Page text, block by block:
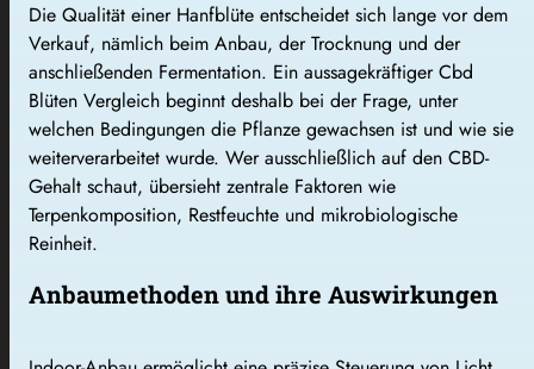
Die Qualität einer Hanfblüte entscheidet sich lange vor dem
Verkauf, nämlich beim Anbau, der Trocknung und der
anschließenden Fermentation. Ein aussagekräftiger Cbd
Blüten Vergleich beginnt deshalb bei der Frage, unter
welchen Bedingungen die Pflanze gewachsen ist und wie sie
weiterverarbeitet wurde. Wer ausschließlich auf den CBD-
Gehalt schaut, übersieht zentrale Faktoren wie
Terpenkomposition, Restfeuchte und mikrobiologische
Reinheit.
Anbaumethoden und ihre Auswirkungen